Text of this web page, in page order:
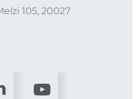
105, 20027